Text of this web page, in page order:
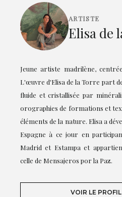
ARTISTE
Elisa de
Jeune artiste madrilène,
L'œuvre d'Elisa de la Torre part
fluide et cristallisée par
orographies de formations et
éléments de la nature. Elisa a
Espagne à ce jour en
Madrid et Estampa et
celle de Mensajeros por la Paz.
VOIR LE